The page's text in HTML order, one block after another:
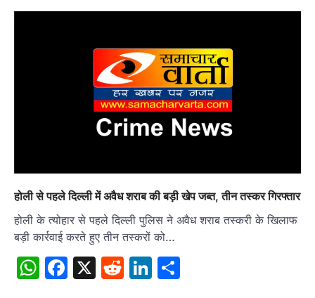
होली से पहले दिल्ली में अवैध शराब की बड़ी खेप जब्त, तीन तस्कर गिरफ्तार
होली के त्योहार से पहले दिल्ली पुलिस ने अवैध शराब तस्करी के खिलाफ
बड़ी कार्रवाई करते हुए तीन तस्करों को…
WhatsApp
Facebook
X RedditLinkedIn